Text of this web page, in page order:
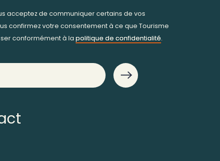
acceptez de communiquer certains de vos
confirmez votre consentement à ce que Tourisme
conformément à la politique de confidentialité.